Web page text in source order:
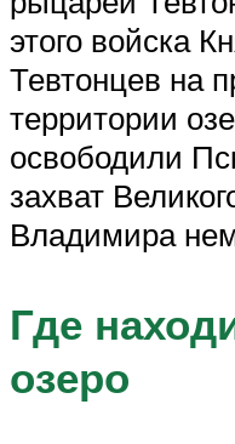
этого войска
Тевтонцев на
территории
освободили
захват
Владимира
Где
озеро